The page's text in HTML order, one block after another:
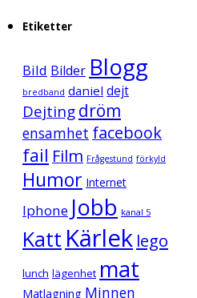
Etiketter
Bild Bilder Blogg
bredband daniel dejt
Dejtingdröm
ensamhet facebook
fail Film Frågestund förkyld
Humor Internet
Iphone Jobb kanal 5
Katt Kärlek lego
lunch lägenhet mat
Matlagning Minnen